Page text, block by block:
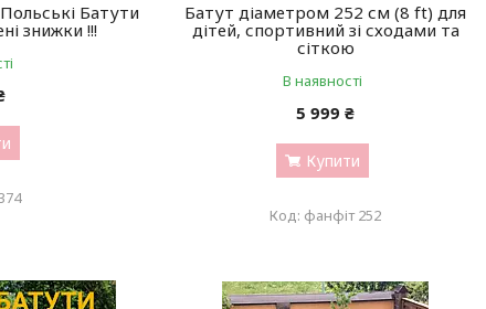
Батути
знижки !!!
Батут діаметром 252 см (8 ft) для
дітей, спортивний зі сходами та
сіткою
В наявності
5 999 ₴
Купити
фанфіт 252